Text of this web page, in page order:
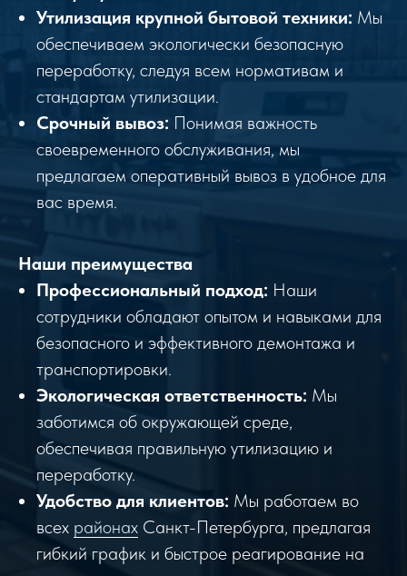
Утилизация крупной бытовой техники: Мы
обеспечиваем экологически безопасную
переработку, следуя всем нормативам и
стандартам утилизации.
Срочный вывоз: Понимая важность
своевременного обслуживания, мы
предлагаем оперативный вывоз в удобное для
вас время.
Наши преимущества
Профессиональный подход: Наши
сотрудники обладают опытом и навыками для
безопасного и эффективного демонтажа и
транспортировки.
Экологическая ответственность: Мы
заботимся об окружающей среде,
обеспечивая правильную утилизацию и
переработку.
Удобство для клиентов: Мы работаем во
всех районах Санкт-Петербурга, предлагая
гибкий график и быстрое реагирование на